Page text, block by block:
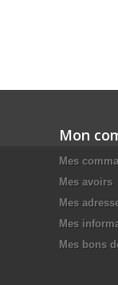
Mon
Mes
Mes avoirs
Mes
Mes
Mes bons